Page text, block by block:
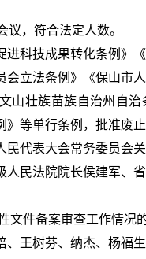
，符合法定人数。
进科技成果转化条例》
立法条例》《保山市
山壮族苗族自治州自
》等单行条例，批准废
民代表大会常务委员会
人民法院院长侯建军、
文件备案审查工作情况
、王树芬、纳杰、杨福